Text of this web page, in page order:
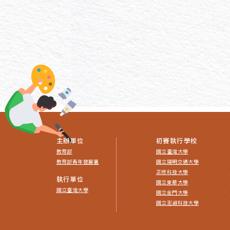
主辦單位
教育部
教育部青年發展署
執行單位
國立臺灣大學
初賽執行學校
國立臺灣大學
國立陽明交通大學
正修科技大學
國立東華大學
國立金門大學
國立澎湖科技大學